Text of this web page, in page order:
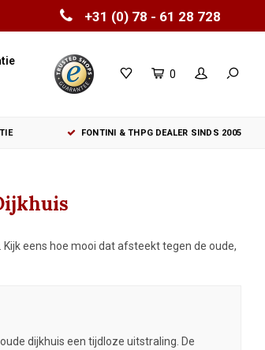
+31 (0) 78 - 61 28 728
0
FONTINI & THPG DEALER SINDS 2005
eens hoe mooi dat afsteekt tegen de oude,
dijkhuis een tijdloze uitstraling. De